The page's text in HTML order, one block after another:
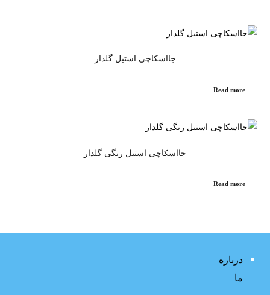
جااسکاچی استیل گلدار
Read more
جااسکاچی استیل رنگی گلدار
Read more
درباره
ما